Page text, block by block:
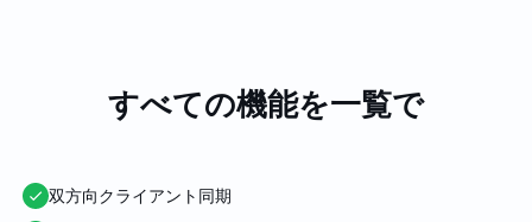
すべての機能を一覧で
双方向クライアント同期